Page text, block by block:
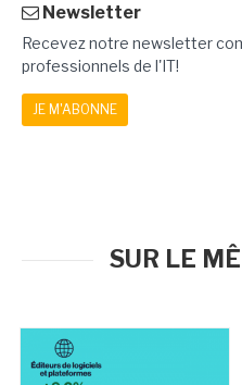
Newsletter
Recevez notre newsletter
professionnels de l'IT!
JE M'ABONNE
SUR LE